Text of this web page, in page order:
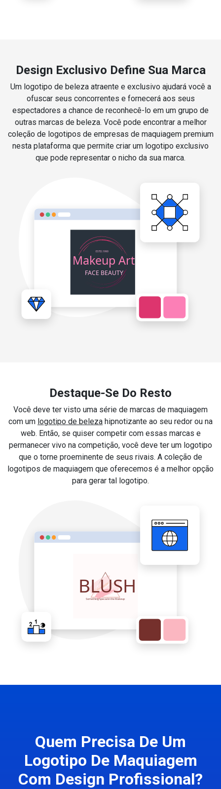
Design Exclusivo Define Sua Marca
Um logotipo de beleza atraente e exclusivo ajudará você a
ofuscar seus concorrentes e fornecerá aos seus
espectadores a chance de reconhecê-lo em um grupo de
outras marcas de beleza. Você pode encontrar a melhor
coleção de logotipos de empresas de maquiagem premium
nesta plataforma que permite criar um logotipo exclusivo
que pode representar o nicho da sua marca.
Destaque-Se Do Resto
Você deve ter visto uma série de marcas de maquiagem
com um logotipo de beleza hipnotizante ao seu redor ou na
web. Então, se quiser competir com essas marcas e
permanecer vivo na competição, você deve ter um logotipo
que o torne proeminente de seus rivais. A coleção de
logotipos de maquiagem que oferecemos é a melhor opção
para gerar tal logotipo.
Quem Precisa De Um
Logotipo De Maquiagem
Com Design Profissional?